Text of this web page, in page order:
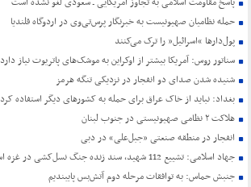
حمله نظامیان صهیونیست به خبرنگار پرس‌تی‌وی در اردوگاه قلندیا
پول‌دارها “اسرائیل” را ترک می‌کنند
سناتور روس: آمریکا بیشتر از اوکراین به موشک‌های پاتریوت نیاز دارد
شنیده شدن صدای دو انفجار در نزدیکی تنگه هرمز
بغداد: نباید از خاک عراق برای حمله به کشورهای دیگر استفاده کرد
هلاکت ۲ نظامی صهیونیستی در جنوب لبنان
انفجار در منطقه صنعتی «جبل‌علی» در دبی
جهاد اسلامی: تشییع 112 شهید، سند زنده جنگ نسل‌کشی در غزه است
جنبش حماس: به توافقات مرحله دوم آتش‌بس پایبندیم